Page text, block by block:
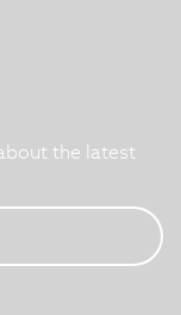
the latest